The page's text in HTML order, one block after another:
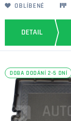
OBLÍBENÉ
DOBA DODÁNÍ 2-5 DNÍ